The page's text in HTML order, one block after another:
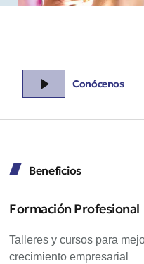
Conócenos
Beneficios
Formación Profesional
Talleres y cursos para
crecimiento empresarial